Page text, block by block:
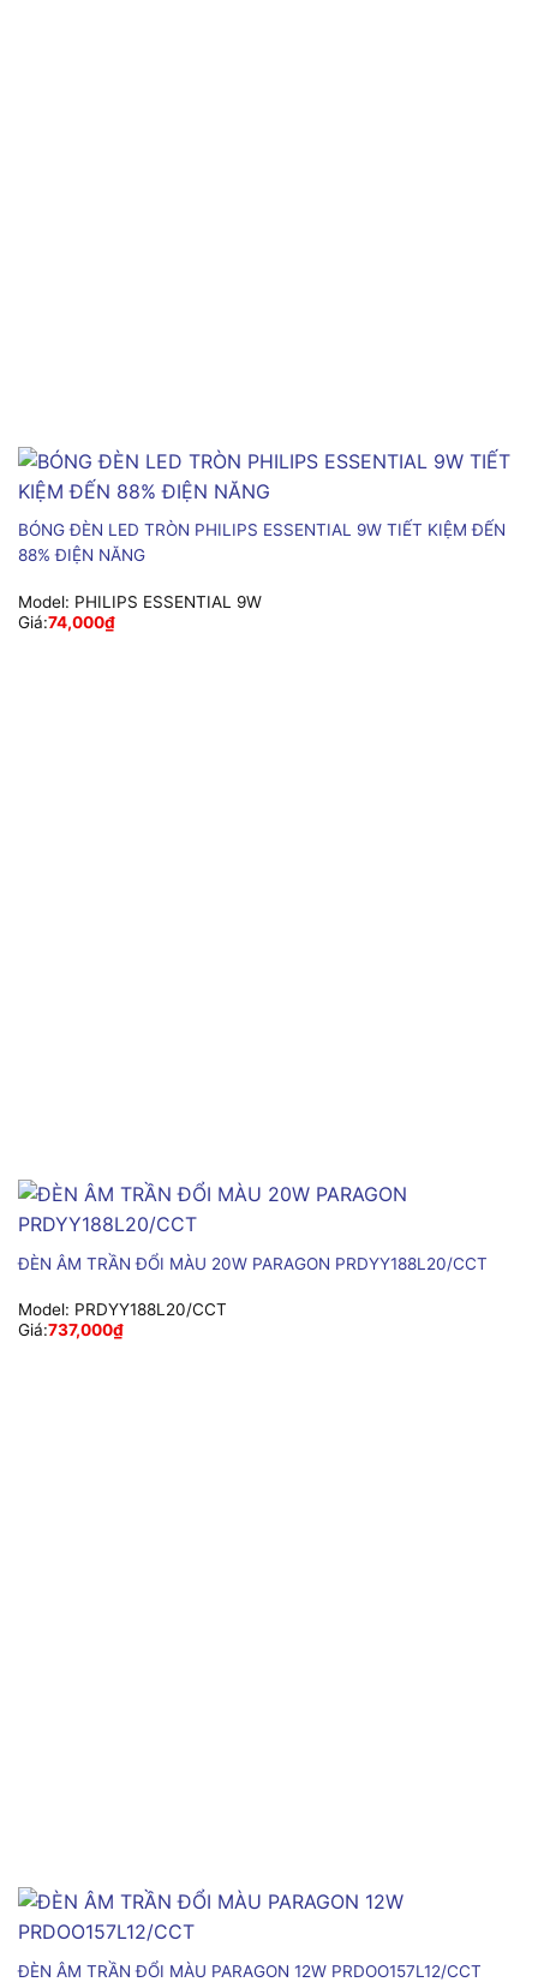
BÓNG ĐÈN LED TRÒN PHILIPS ESSENTIAL 9W TIẾT KIỆM ĐẾN
88% ĐIỆN NĂNG
Model: PHILIPS ESSENTIAL 9W
Giá:74,000₫
ĐÈN ÂM TRẦN ĐỔI MÀU 20W PARAGON PRDYY188L20/CCT
Model: PRDYY188L20/CCT
Giá:737,000₫
ĐÈN ÂM TRẦN ĐỔI MÀU PARAGON 12W PRDOO157L12/CCT